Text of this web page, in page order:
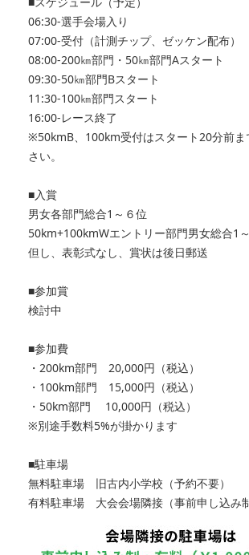
06:30-選手会場入り
07:00-受付（計測チップ、ゼッケン配布）
08:00-200㎞部門・50㎞部門Aスタート
09:30-50㎞部門Bスタート
11:30-100㎞部門スタート
16:00-レース終了
※50kmB、100km受付はスタート20分前ま
さい。
■入賞
男女各部門総合1～６位
50km+100kmWエントリー部門男女総合1
但し、表彰式なし、賞状は後日郵送
■参加賞
検討中
■参加費
・200km部門 20,000円（税込）
・100km部門 15,000円（税込）
・50km部門 10,000円（税込）
※別途手数料5%が掛かります
■駐車場
無料駐車場 旧古内小学校（予約不要）
有料駐車場 大会会場隣接（事前申し込み